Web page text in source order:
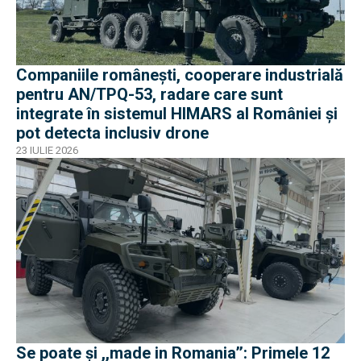
Companiile românești, cooperare industrială
pentru AN/TPQ-53, radare care sunt
integrate în sistemul HIMARS al României și
pot detecta inclusiv drone
23 IULIE 2026
Se poate și ,,made in Romania’’: Primele 12